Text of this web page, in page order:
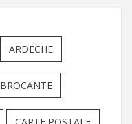
ARDECHE
BROCANTE